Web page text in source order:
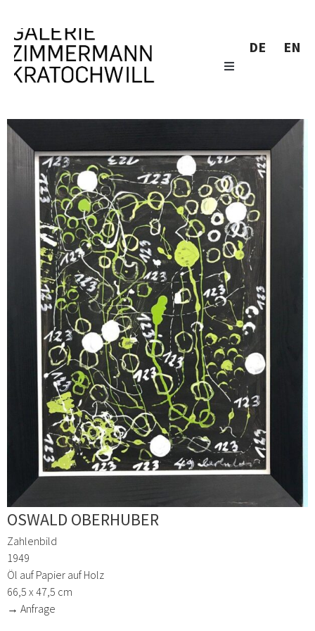
DE EN
OSWALD OBERHUBER
Zahlenbild
1949
Öl auf Papier auf Holz
66,5 x 47,5 cm
→ Anfrage